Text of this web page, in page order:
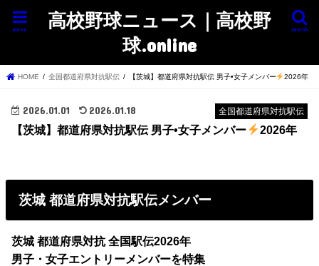
高校野球ニュース｜高校野
球.online
search
menu
HOME 全国都道府県対抗駅伝 【茨城】都道府県対抗駅伝 男子•女子メンバー 2026年
全国都道府県対抗駅伝
2026.01.01 2026.01.18
【茨城】都道府県対抗駅伝 男子•女子メンバー 2026年
茨城 都道府県対抗駅伝メンバー
茨城 都道府県対抗 全国駅伝2026年
男子・女子エントリーメンバーを特集